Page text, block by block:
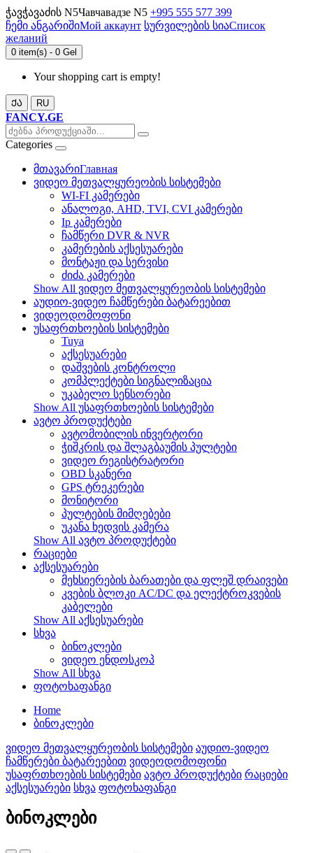
ჭავჭავაძის N5Чавчавадзе N5 +995 555 577 399
ჩემი ანგარიშიМой аккаунт სურვილების სიაСписок
желаний
0 item(s) - 0 Gel
Your shopping cart is empty!
ᲥᲐ RU
FANCY.GE
Categories
მთავარიГлавная
ვიდეო მეთვალყურეობის სისტემები
WI-FI კამერები
ანალოგი, AHD, TVI, CVI კამერები
Ip კამერები
ჩამწერი DVR & NVR
კამერების აქსესუარები
მონტაჟი და სერვისი
ძიძა კამერები
Show All ვიდეო მეთვალყურეობის სისტემები
აუდიო-ვიდეო ჩამწერები ბატარეებით
ვიდეოდომოფონი
უსაფრთხოების სისტემები
Tuya
აქსესუარები
დაშვების კონტროლი
კომპლექტები სიგნალიზაცია
უკაბელო სენსორები
Show All უსაფრთხოების სისტემები
ავტო პროდუქტები
ავტომობილის ინვერტორი
ჭიშკრის და შლაგბაუმის პულტები
ვიდეო რეგისტრატორი
OBD სკანერი
GPS ტრეკერები
მონიტორი
პულტების მიმღებები
უკანა ხედვის კამერა
Show All ავტო პროდუქტები
რაციები
აქსესუარები
მეხსიერების ბარათები და ფლეშ დრაივები
კვების ბლოკი AC/DC და ელექტროკვების
კაბელები
Show All აქსესუარები
სხვა
ბინოკლები
ვიდეო ენდოსკოპ
Show All სხვა
ფოტოხაფანგი
Home
ბინოკლები
ვიდეო მეთვალყურეობის სისტემები აუდიო-ვიდეო
ჩამწერები ბატარეებით ვიდეოდომოფონი
უსაფრთხოების სისტემები ავტო პროდუქტები რაციები
აქსესუარები სხვა ფოტოხაფანგი
ბინოკლები